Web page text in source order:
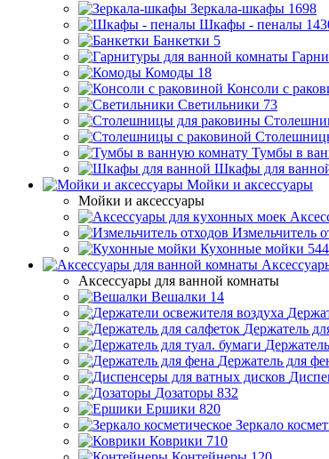
Зеркала-шкафы 1698
Шкафы - пеналы
Банкетки 5
Комоды 18
Консоли с
Светильники 73
Тумбы в
Шкафы для
Мойки и аксессуары
Мойки и аксессуары
Измельчитель
Кухонные мойки
Аксессуары для ванной комнаты
Вешалки 14
Держатель
Держатель для
Дозаторы 832
Ершики 820
Зеркало
Коврики 710